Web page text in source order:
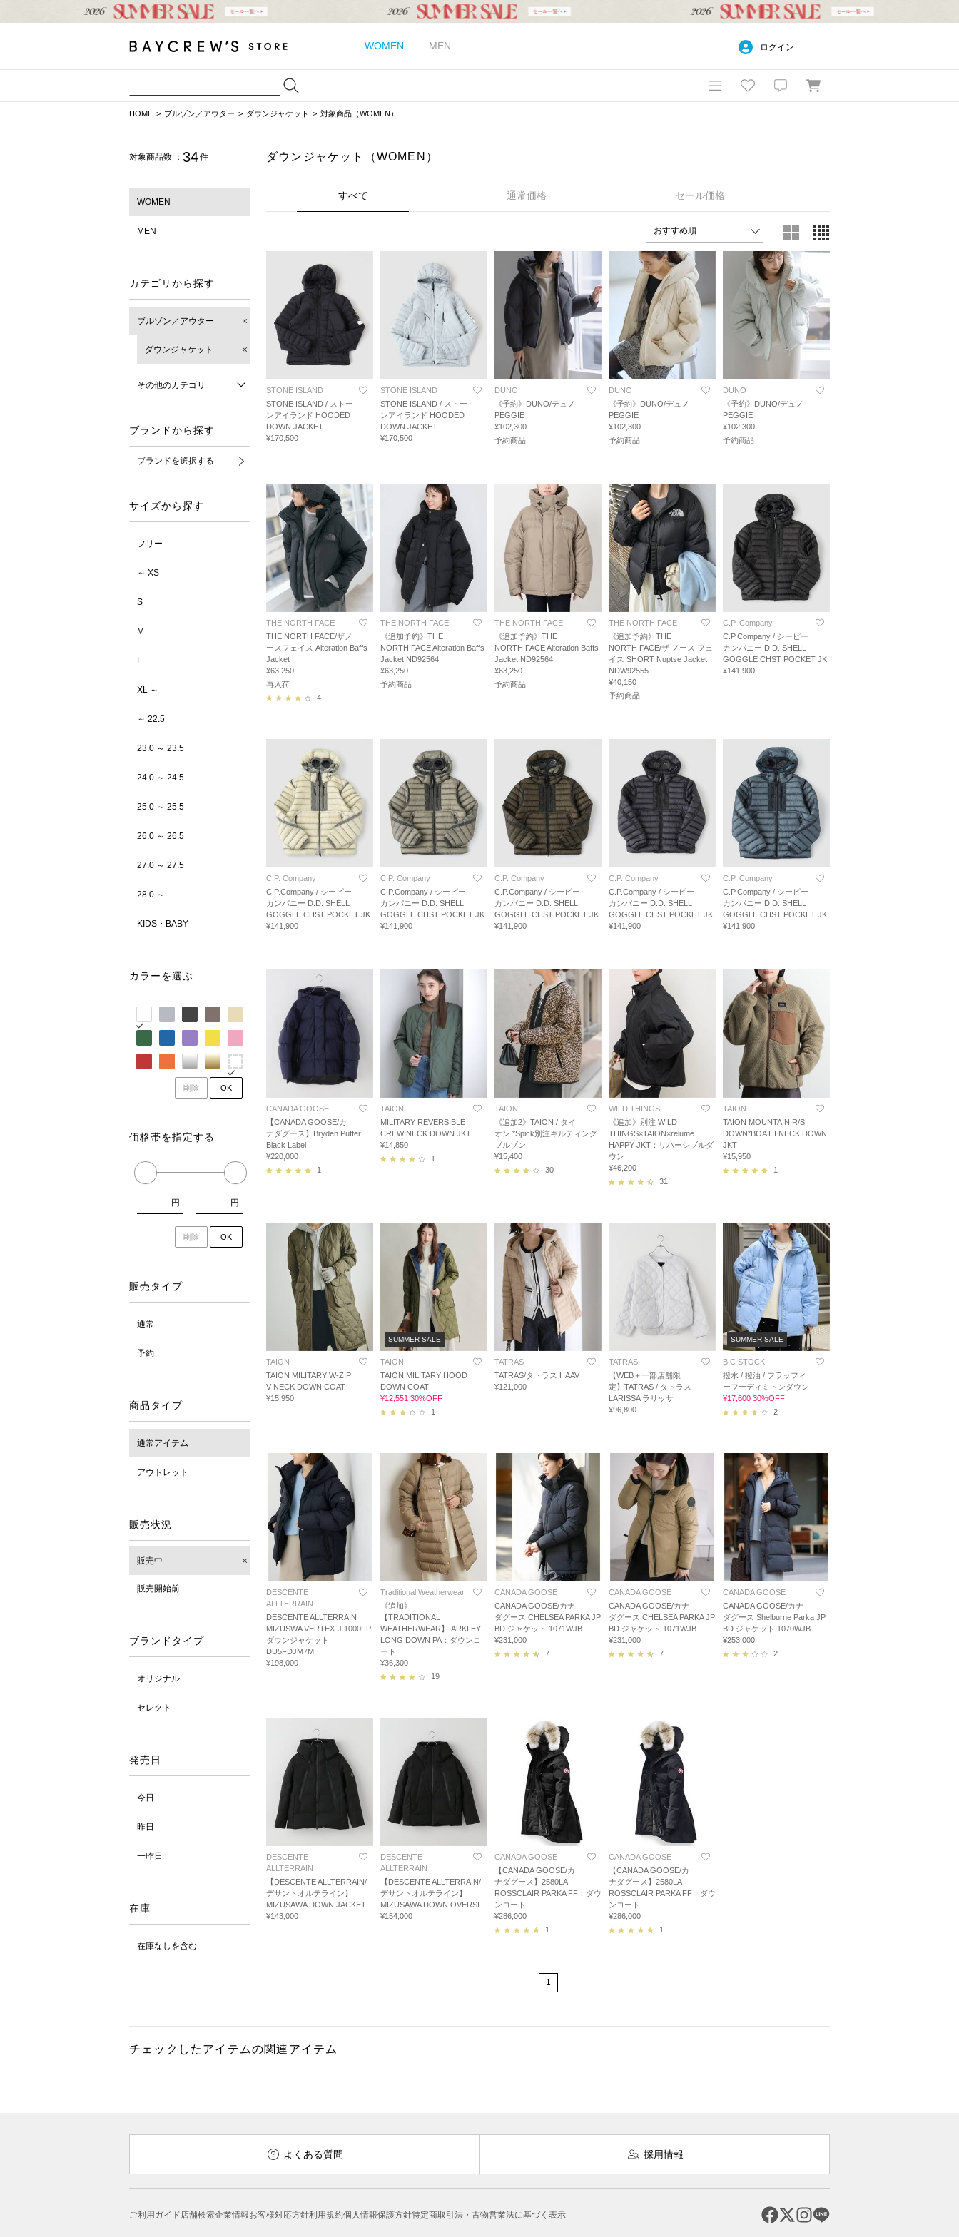
WOMEN MEN ログイン
HOME ブルゾン／アウター ダウンジャケット 対象商品（WOMEN）
対象商品数 ： 34件
WOMEN
MEN
カテゴリから探す
ブルゾン／アウター
ダウンジャケット
その他のカテゴリ
ブランドから探す
ブランドを選択する
サイズから探す
フリー
～ XS
S
M
L
XL ～
～ 22.5
23.0 ～ 23.5
24.0 ～ 24.5
25.0 ～ 25.5
26.0 ～ 26.5
27.0 ～ 27.5
28.0 ～
KIDS・BABY
カラーを選ぶ
削除 OK
価格帯を指定する
円 円
削除 OK
販売タイプ
通常
予約
商品タイプ
通常アイテム
アウトレット
販売状況
販売中
販売開始前
ブランドタイプ
オリジナル
セレクト
発売日
今日
昨日
一昨日
在庫
在庫なしを含む
ダウンジャケット（WOMEN）
すべて 通常価格 セール価格
STONE ISLAND
STONE ISLAND / ストー
ンアイランド HOODED
DOWN JACKET
¥170,500
STONE ISLAND
STONE ISLAND / ストー
ンアイランド HOODED
DOWN JACKET
¥170,500
DUNO
《予約》DUNO/デュノ
PEGGIE
¥102,300
予約商品
DUNO
《予約》DUNO/デュノ
PEGGIE
¥102,300
予約商品
DUNO
《予約》DUNO/デュノ
PEGGIE
¥102,300
予約商品
THE NORTH FACE
THE NORTH FACE/ザノ
ースフェイス Alteration Baffs
Jacket
¥63,250
再入荷
4
THE NORTH FACE
《追加予約》THE
NORTH FACE Alteration Baffs
Jacket ND92564
¥63,250
予約商品
THE NORTH FACE
《追加予約》THE
NORTH FACE Alteration Baffs
Jacket ND92564
¥63,250
予約商品
THE NORTH FACE
《追加予約》THE
NORTH FACE/ザ ノース フェ
イス SHORT Nuptse Jacket
NDW92555
¥40,150
予約商品
C.P. Company
C.P.Company / シーピー
カンパニー D.D. SHELL
GOGGLE CHST POCKET JK
¥141,900
C.P. Company
C.P.Company / シーピー
カンパニー D.D. SHELL
GOGGLE CHST POCKET JK
¥141,900
C.P. Company
C.P.Company / シーピー
カンパニー D.D. SHELL
GOGGLE CHST POCKET JK
¥141,900
C.P. Company
C.P.Company / シーピー
カンパニー D.D. SHELL
GOGGLE CHST POCKET JK
¥141,900
C.P. Company
C.P.Company / シーピー
カンパニー D.D. SHELL
GOGGLE CHST POCKET JK
¥141,900
C.P. Company
C.P.Company / シーピー
カンパニー D.D. SHELL
GOGGLE CHST POCKET JK
¥141,900
CANADA GOOSE
【CANADA GOOSE/カ
ナダグース】Bryden Puffer
Black Label
¥220,000
1
TAION
MILITARY REVERSIBLE
CREW NECK DOWN JKT
¥14,850
1
TAION
《追加2》TAION / タイ
オン *Spick別注キルティング
ブルゾン
¥15,400
30
WILD THINGS
《追加》別注 WILD
THINGS×TAION×relume
HAPPY JKT：リバーシブルダ
ウン
¥46,200
31
TAION
TAION MOUNTAIN R/S
DOWN*BOA HI NECK DOWN
JKT
¥15,950
1
TAION
TAION MILITARY W-ZIP
V NECK DOWN COAT
¥15,950
SUMMER SALE
TAION
TAION MILITARY HOOD
DOWN COAT
¥12,551 30%OFF
1
TATRAS
TATRAS/タトラス HAAV
¥121,000
TATRAS
【WEB＋一部店舗限
定】TATRAS / タトラス
LARISSA ラリッサ
¥96,800
SUMMER SALE
B.C STOCK
撥水 / 撥油 / フラッフィ
ーフーディミトンダウン
¥17,600 30%OFF
2
DESCENTE
ALLTERRAIN
DESCENTE ALLTERRAIN
MIZUSWA VERTEX-J 1000FP
ダウンジャケット
DU5FDJM7M
¥198,000
Traditional Weatherwear
《追加》
【TRADITIONAL
WEATHERWEAR】 ARKLEY
LONG DOWN PA：ダウンコ
ート
¥36,300
19
CANADA GOOSE
CANADA GOOSE/カナ
ダグース CHELSEA PARKA JP
BD ジャケット 1071WJB
¥231,000
7
CANADA GOOSE
CANADA GOOSE/カナ
ダグース CHELSEA PARKA JP
BD ジャケット 1071WJB
¥231,000
7
CANADA GOOSE
CANADA GOOSE/カナ
ダグース Shelburne Parka JP
BD ジャケット 1070WJB
¥253,000
2
DESCENTE
ALLTERRAIN
【DESCENTE ALLTERRAIN/
デサントオルテライン】
MIZUSAWA DOWN JACKET
¥143,000
DESCENTE
ALLTERRAIN
【DESCENTE ALLTERRAIN/
デサントオルテライン】
MIZUSAWA DOWN OVERSI
¥154,000
CANADA GOOSE
【CANADA GOOSE/カ
ナダグース】2580LA
ROSSCLAIR PARKA FF：ダウ
ンコート
¥286,000
1
CANADA GOOSE
【CANADA GOOSE/カ
ナダグース】2580LA
ROSSCLAIR PARKA FF：ダウ
ンコート
¥286,000
1
1
チェックしたアイテムの関連アイテム
よくある質問 採用情報
ご利用ガイド店舗検索企業情報お客様対応方針利用規約個人情報保護方針特定商取引法・古物営業法に基づく表示